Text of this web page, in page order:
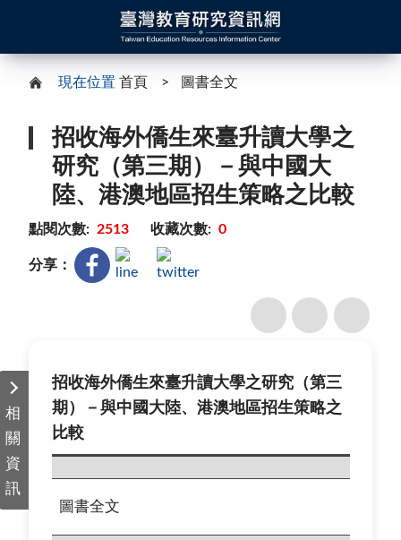
現在位置 首頁 圖書全文
招收海外僑生來臺升讀大學之
研究（第三期）－與中國大
陸、港澳地區招生策略之比較
點閱次數: 2513 收藏次數: 0
分享：
相
關
資
訊
招收海外僑生來臺升讀大學之研究（第三
期）－與中國大陸、港澳地區招生策略之
比較
圖書全文